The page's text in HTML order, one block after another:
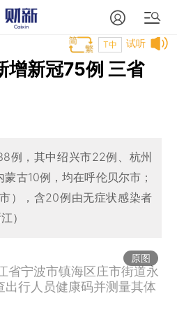
试听
T中
增新冠75例 三省
例，其中绍兴市22例、杭州
古10例，均在呼伦贝尔市；
），含20例由无症状感染者
）
原图
省宁波市镇海区庄市街道永
出行人员健康码并测量其体